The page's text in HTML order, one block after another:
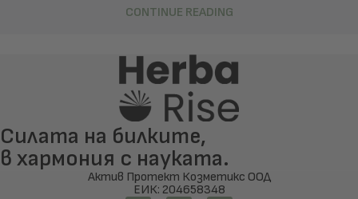
CONTINUE READING
Силата на билките,
в хармония с науката.
Актив Протект Козметикс ООД
ЕИК: 204658348